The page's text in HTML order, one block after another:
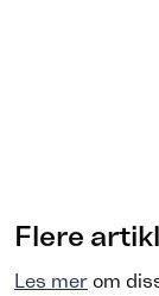
Flere
Les mer om